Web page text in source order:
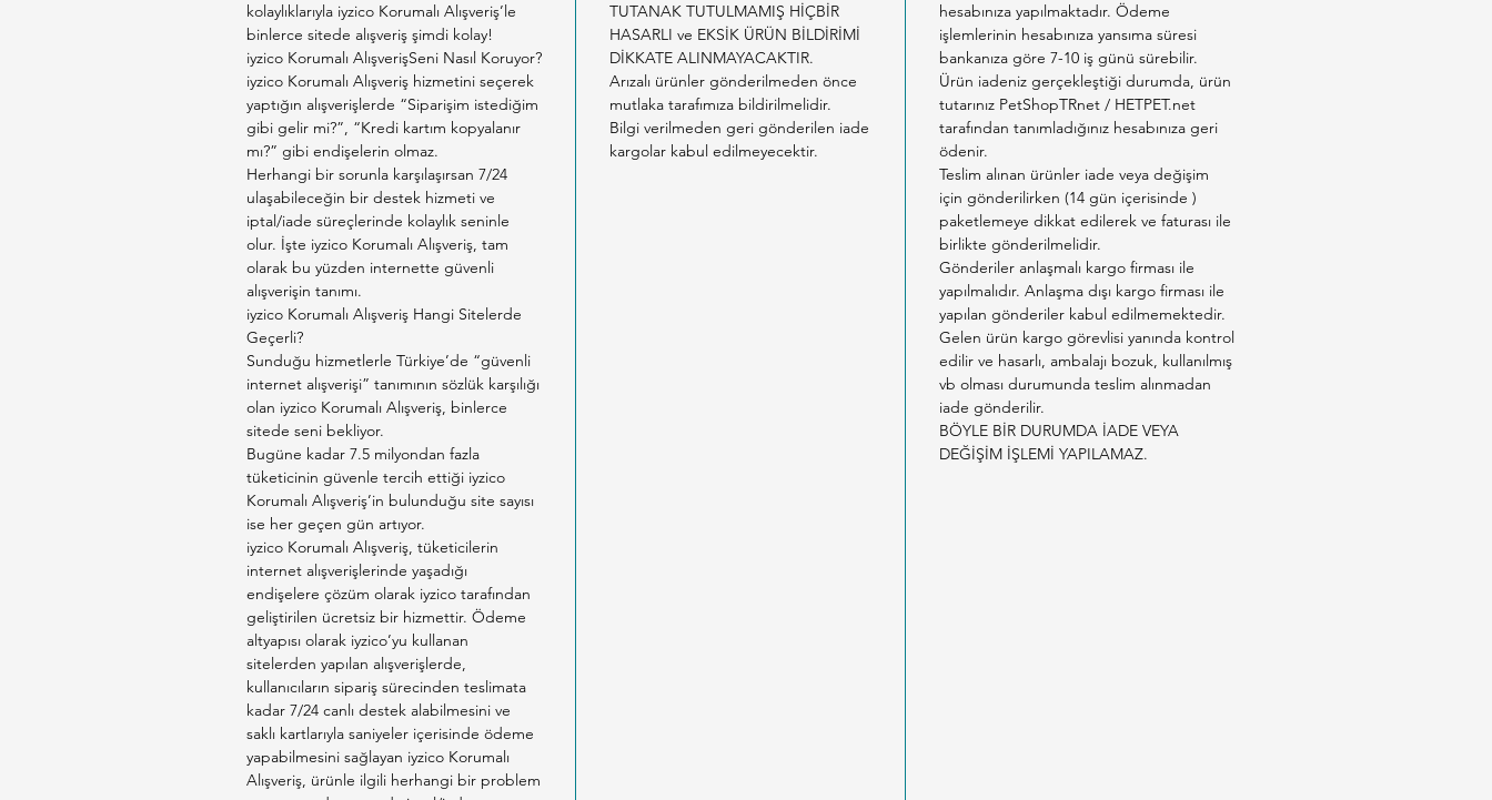
kolaylıklarıyla iyzico Korumalı Alışveriş’le
binlerce sitede alışveriş şimdi kolay!
iyzico Korumalı AlışverişSeni Nasıl Koruyor?
iyzico Korumalı Alışveriş hizmetini seçerek
yaptığın alışverişlerde “Siparişim istediğim
gibi gelir mi?”, “Kredi kartım kopyalanır
mı?” gibi endişelerin olmaz.
Herhangi bir sorunla karşılaşırsan 7/24
ulaşabileceğin bir destek hizmeti ve
iptal/iade süreçlerinde kolaylık seninle
olur. İşte iyzico Korumalı Alışveriş, tam
olarak bu yüzden internette güvenli
alışverişin tanımı.
iyzico Korumalı Alışveriş Hangi Sitelerde
Geçerli?
Sunduğu hizmetlerle Türkiye’de “güvenli
internet alışverişi” tanımının sözlük karşılığı
olan iyzico Korumalı Alışveriş, binlerce
sitede seni bekliyor.
Bugüne kadar 7.5 milyondan fazla
tüketicinin güvenle tercih ettiği iyzico
Korumalı Alışveriş’in bulunduğu site sayısı
ise her geçen gün artıyor.
iyzico Korumalı Alışveriş, tüketicilerin
internet alışverişlerinde yaşadığı
endişelere çözüm olarak iyzico tarafından
geliştirilen ücretsiz bir hizmettir. Ödeme
altyapısı olarak iyzico’yu kullanan
sitelerden yapılan alışverişlerde,
kullanıcıların sipariş sürecinden teslimata
kadar 7/24 canlı destek alabilmesini ve
saklı kartlarıyla saniyeler içerisinde ödeme
yapabilmesini sağlayan iyzico Korumalı
Alışveriş, ürünle ilgili herhangi bir problem
TUTANAK TUTULMAMIŞ HİÇBİR
HASARLI ve EKSİK ÜRÜN BİLDİRİMİ
DİKKATE ALINMAYACAKTIR.
Arızalı ürünler gönderilmeden önce
mutlaka tarafımıza bildirilmelidir.
Bilgi verilmeden geri gönderilen iade
kargolar kabul edilmeyecektir.
hesabınıza yapılmaktadır. Ödeme
işlemlerinin hesabınıza yansıma süresi
bankanıza göre 7-10 iş günü sürebilir.
Ürün iadeniz gerçekleştiği durumda, ürün
tutarınız PetShopTRnet / HETPET.net
tarafından tanımladığınız hesabınıza geri
ödenir.
Teslim alınan ürünler iade veya değişim
için gönderilirken (14 gün içerisinde )
paketlemeye dikkat edilerek ve faturası ile
birlikte gönderilmelidir.
Gönderiler anlaşmalı kargo firması ile
yapılmalıdır. Anlaşma dışı kargo firması ile
yapılan gönderiler kabul edilmemektedir.
Gelen ürün kargo görevlisi yanında kontrol
edilir ve hasarlı, ambalajı bozuk, kullanılmış
vb olması durumunda teslim alınmadan
iade gönderilir.
BÖYLE BİR DURUMDA İADE VEYA
DEĞİŞİM İŞLEMİ YAPILAMAZ.